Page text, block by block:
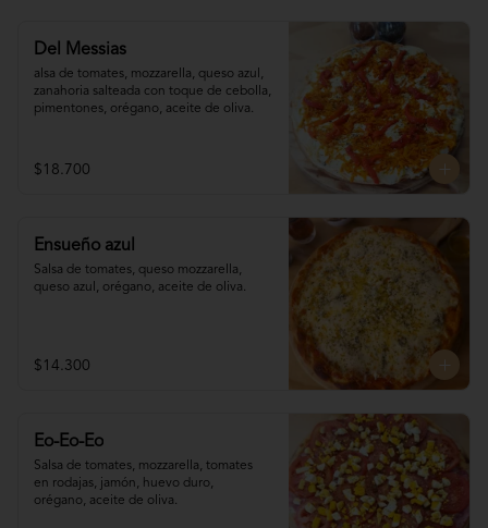
Del Messias
alsa de tomates, mozzarella, queso azul,
zanahoria salteada con toque de cebolla,
pimentones, orégano, aceite de oliva.
$18.700
Ensueño azul
Salsa de tomates, queso mozzarella,
queso azul, orégano, aceite de oliva.
$14.300
Eo-Eo-Eo
Salsa de tomates, mozzarella, tomates
en rodajas, jamón, huevo duro,
orégano, aceite de oliva.